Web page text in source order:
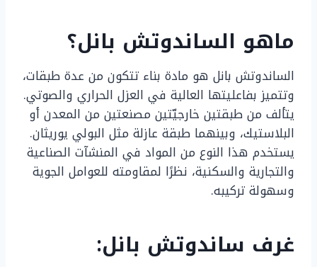
ماهو الساندوتش بانل؟
الساندوتش بانل هو مادة بناء تتكون من عدة طبقات،
وتتميز بفاعليتها العالية في العزل الحراري والصوتي.
يتألف من طبقتين خارجيّتين مصنعتين من المعدن أو
البلاستيك، وبينهما طبقة عازلة مثل البولي يوريثان.
يستخدم هذا النوع من المواد في المنشآت الصناعية
والتجارية والسكنية، نظرًا لمقاومته للعوامل الجوية
وسهولة تركيبه.
غرف ساندوتش بانل: